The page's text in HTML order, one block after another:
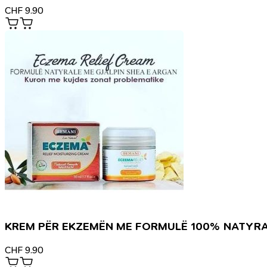
CHF 9.90
KREM PËR EKZEMËN ME FORMULË 100%
CHF 9.90